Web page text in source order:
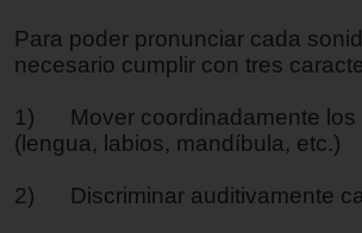
Para poder pronunciar cada
necesario cumplir con tres
1) Mover coordinadamente los
(lengua, labios, mandíbula, etc.)
2) Discriminar auditivamente